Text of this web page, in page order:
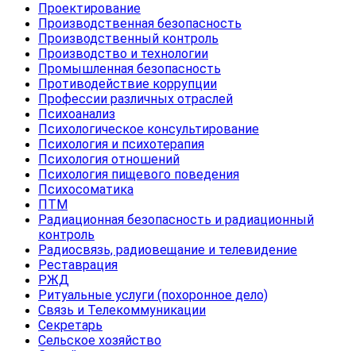
Проектирование
Производственная безопасность
Производственный контроль
Производство и технологии
Промышленная безопасность
Противодействие коррупции
Профессии различных отраслей
Психоанализ
Психологическое консультирование
Психология и психотерапия
Психология отношений
Психология пищевого поведения
Психосоматика
ПТМ
Радиационная безопасность и радиационный
контроль
Радиосвязь, радиовещание и телевидение
Реставрация
РЖД
Ритуальные услуги (похоронное дело)
Связь и Телекоммуникации
Секретарь
Сельское хозяйство